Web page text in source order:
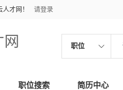
才网！ 请登录
职位
职位搜索 简历中心